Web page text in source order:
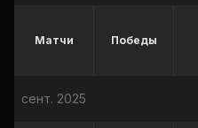
Матчи Победы
сент. 2025